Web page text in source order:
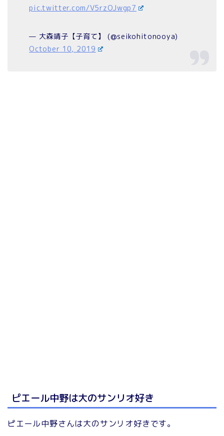
pic.twitter.com/V5rzOJwgp7
— 大森靖子【子育て】 (@seikohitonooya)
October 10, 2019
ピエール中野は大のサンリオ好き
ピエール中野さんは大のサンリオ好きです。